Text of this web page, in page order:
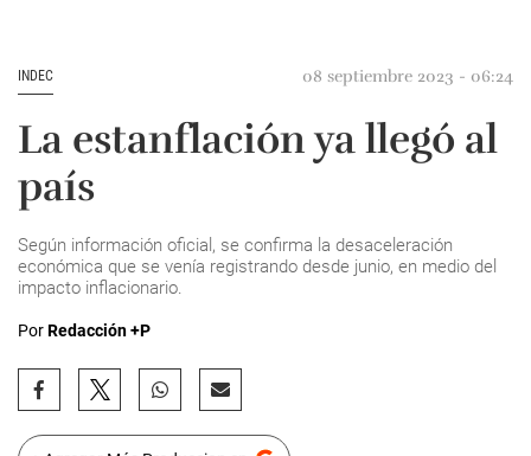
INDEC 08 septiembre 2023 - 06:24
La estanflación ya llegó al
país
Según información oficial, se confirma la desaceleración
económica que se venía registrando desde junio, en medio del
impacto inflacionario.
PorRedacción +P